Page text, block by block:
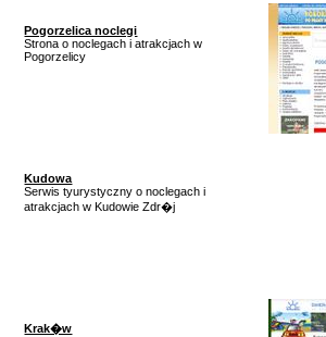
Pogorzelica noclegi
Strona o noclegach i atrakcjach w
Pogorzelicy
Kudowa
Serwis tyurystyczny o noclegach i
atrakcjach w Kudowie Zdr�j
Krak�w